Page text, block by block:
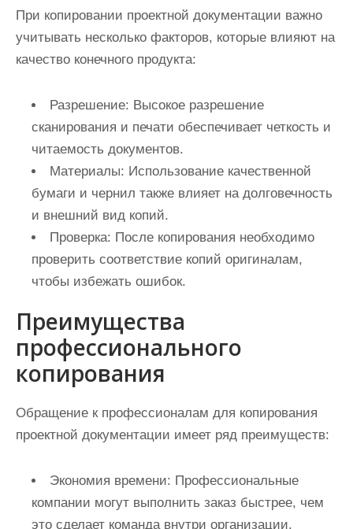
При копировании проектной документации важно
учитывать несколько факторов, которые влияют на
качество конечного продукта:
Разрешение: Высокое разрешение
сканирования и печати обеспечивает четкость и
читаемость документов.
Материалы: Использование качественной
бумаги и чернил также влияет на долговечность
и внешний вид копий.
Проверка: После копирования необходимо
проверить соответствие копий оригиналам,
чтобы избежать ошибок.
Преимущества
профессионального
копирования
Обращение к профессионалам для копирования
проектной документации имеет ряд преимуществ:
Экономия времени: Профессиональные
компании могут выполнить заказ быстрее, чем
это сделает команда внутри организации.